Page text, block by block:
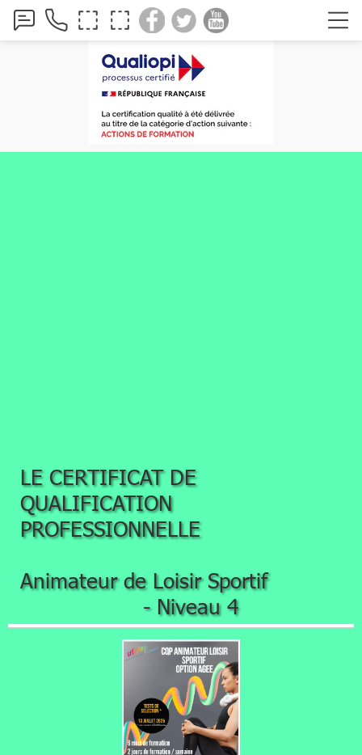
LE CERTIFICAT DE
QUALIFICATION
PROFESSIONNELLE
Animateur de Loisir Sportif
- Niveau 4